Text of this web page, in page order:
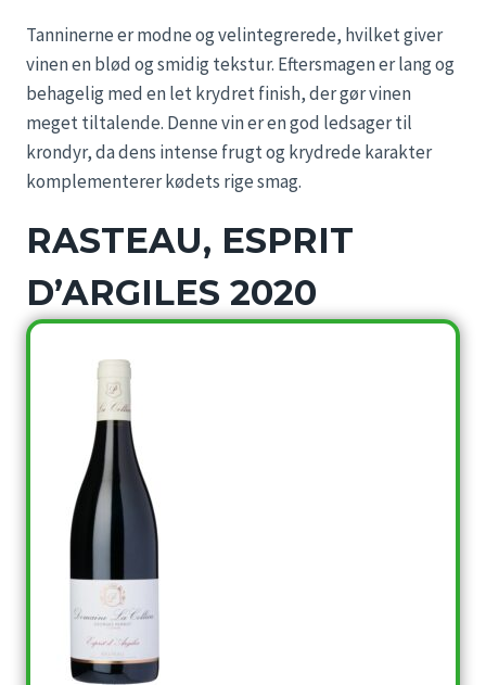
Tanninerne er modne og velintegrerede, hvilket giver
vinen en blød og smidig tekstur. Eftersmagen er lang og
behagelig med en let krydret finish, der gør vinen
meget tiltalende. Denne vin er en god ledsager til
krondyr, da dens intense frugt og krydrede karakter
komplementerer kødets rige smag.
RASTEAU, ESPRIT
D’ARGILES 2020